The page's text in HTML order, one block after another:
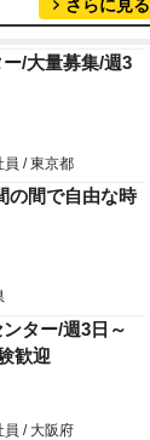
さらに見る
/大量募集/週3
員 / 東京都
の間で自由な時
ター/週3日～
歓迎
員 / 大阪府